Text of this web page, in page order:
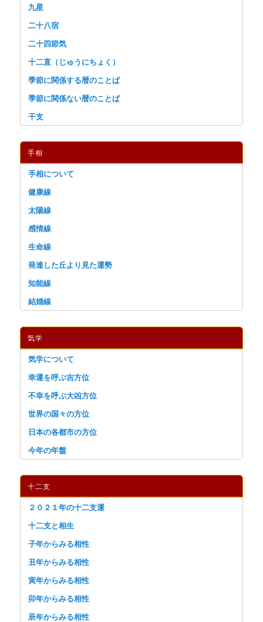
九星
二十八宿
二十四節気
十二直（じゅうにちょく）
季節に関係する暦のことば
季節に関係ない暦のことば
干支
手相
手相について
健康線
太陽線
感情線
生命線
発達した丘より見た運勢
知能線
結婚線
気学
気学について
幸運を呼ぶ吉方位
不幸を呼ぶ大凶方位
世界の国々の方位
日本の各都市の方位
今年の年盤
十二支
２０２１年の十二支運
十二支と相生
子年からみる相性
丑年からみる相性
寅年からみる相性
卯年からみる相性
辰年からみる相性